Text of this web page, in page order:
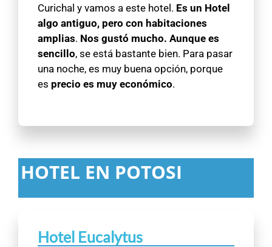
Curichal y vamos a este hotel. Es un Hotel
algo antiguo, pero con habitaciones
amplias. Nos gustó mucho. Aunque es
sencillo, se está bastante bien. Para pasar
una noche, es muy buena opción, porque
es precio es muy económico.
HOTEL EN POTOSI
Hotel Eucalytus